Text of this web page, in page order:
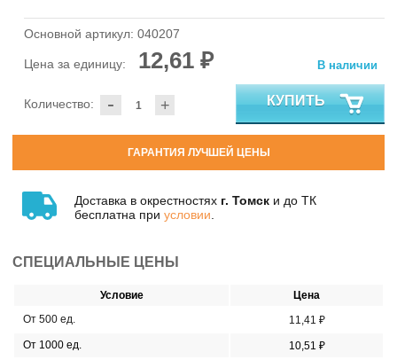
Основной артикул: 040207
Цена за единицу: 12,61 ₽
- +
Количество:
В наличии
КУПИТЬ
ГАРАНТИЯ ЛУЧШЕЙ ЦЕНЫ
Доставка в окрестностях г. Томск и до ТК
бесплатна при условии
СПЕЦИАЛЬНЫЕ ЦЕНЫ
Условие
Цена
От 500 ед.
11,41 ₽
От 1000 ед.
10,51 ₽